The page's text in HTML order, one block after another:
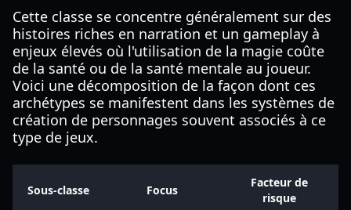
Cette classe se concentre généralement sur des
histoires riches en narration et un gameplay à
enjeux élevés où l'utilisation de la magie coûte
de la santé ou de la santé mentale au joueur.
Voici une décomposition de la façon dont ces
archétypes se manifestent dans les systèmes de
création de personnages souvent associés à ce
type de jeux.
Sous-classe Focus
Facteur de
risque